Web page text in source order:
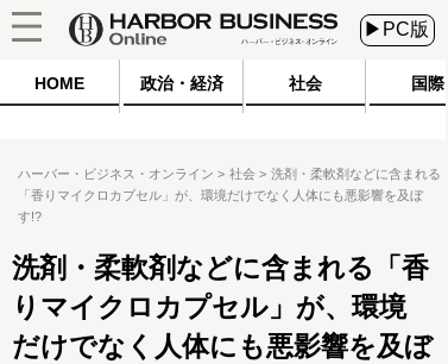
▶PC版
HOME 政治・経済 社会 国際
ハーバー・ビジネス・オンライン 社会
洗剤・柔軟剤などに含まれる
「香りマイクロカプセル」が、環境だけでなく人体にも悪影響を及ぼ
す!?
洗剤・柔軟剤などに含まれる「香
りマイクロカプセル」が、環境
だけでなく人体にも悪影響を及ぼ